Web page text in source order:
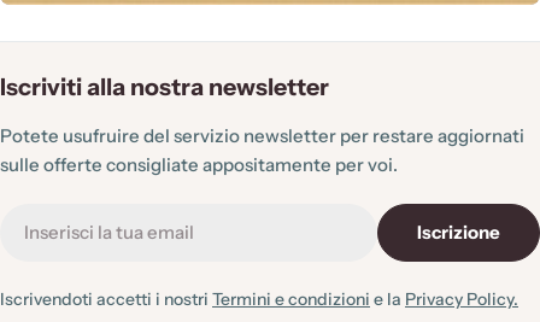
Iscriviti alla nostra newsletter
Potete usufruire del servizio newsletter per restare aggiornati
sulle offerte consigliate appositamente per voi.
mail
Iscrizione
Iscrivendoti accetti i nostri Termini e condizioni e la Privacy Policy.